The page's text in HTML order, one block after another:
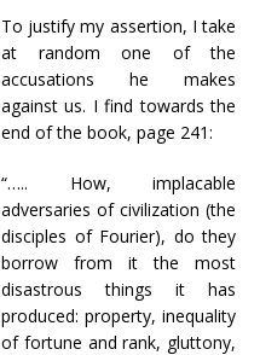
To justify my assertion, I take
at random one of the
accusations he makes
against us. I find towards the
end of the book, page 241:
“….. How, implacable
adversaries of civilization (the
disciples of Fourier), do they
borrow from it the most
disastrous things it has
produced: property, inequality
of fortune and rank, gluttony,